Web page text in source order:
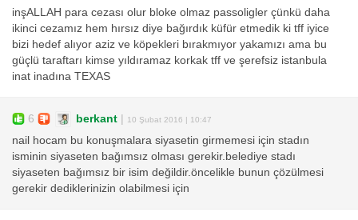
inşALLAH para cezası olur bloke olmaz passoligler çünkü daha
ikinci cezamız hem hırsız diye bağırdık küfür etmedik ki tff iyice
bizi hedef alıyor aziz ve köpekleri bırakmıyor yakamızı ama bu
güçlü taraftarı kimse yıldıramaz korkak tff ve şerefsiz istanbula
inat inadına TEXAS
6 berkant 10 Şubat 2016 | 10:47
nail hocam bu konuşmalara siyasetin girmemesi için stadın
isminin siyaseten bağımsız olması gerekir.belediye stadı
siyaseten bağımsız bir isim değildir.öncelikle bunun çözülmesi
gerekir dediklerinizin olabilmesi için